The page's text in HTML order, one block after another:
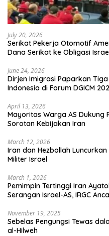
July 20, 2026
Serikat Pekerja Otomotif
Dana Serikat ke Obligasi
June 24, 2026
Dirjen Imigrasi Paparkan
Indonesia di Forum DGICM
April 13, 2026
Mayoritas Warga AS Dukung
Sorotan Kebijakan Iran
March 12, 2026
Iran dan Hezbollah
Militer Israel
March 1, 2026
Pemimpin Tertinggi Iran
Serangan Israel-AS, IRGC
November 19, 2025
Sebelas Pengungsi Tewas
al-Hilweh